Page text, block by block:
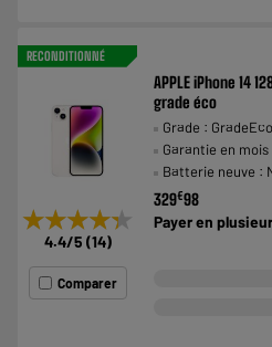
RECONDITIONNÉ
★★★★★
★★★★★
4.4/5 (14)
Comparer
APPLE iPhone 14
grade éco
Grade : GradeEco
Garantie en mois
Batterie neuve :
329€98
Payer en